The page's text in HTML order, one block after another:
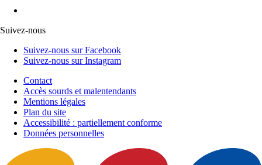
Suivez-nous
Suivez-nous sur Facebook
Suivez-nous sur Instagram
Contact
Accès sourds et malentendants
Mentions légales
Plan du site
Accessibilité : partiellement conforme
Données personnelles